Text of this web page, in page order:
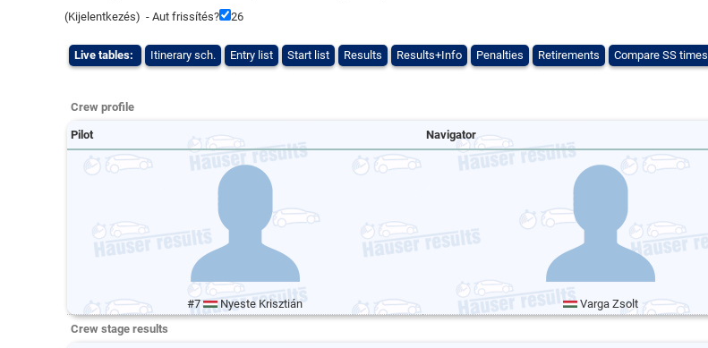
(Kijelentkezés) - Aut frissítés? 26
Live tables: Itinerary sch. Entry list Start list Results Results+Info Penalties Retirements Compare SS times
Crew profile
Pilot Navigator
#7 Nyeste Krisztián Varga Zsolt
Crew stage results